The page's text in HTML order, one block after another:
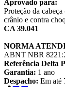
Aprovado para:
Proteção da
crânio e contra
CA 39.041
NORMA
ABNT NBR
Referência Delta
Garantia: 1 ano
Despacho: Em até